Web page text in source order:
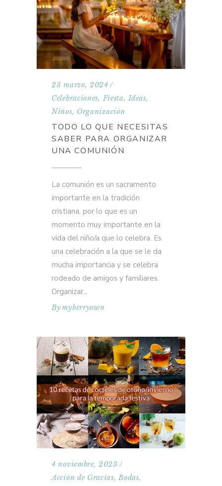
23 marzo, 2024
Celebraciones,Fiesta,Ideas,
Niños, Organización
TODO LO QUE NECESITAS
SABER PARA ORGANIZAR
UNA COMUNIÓN
La comunión es un sacramento
importante en la tradición
cristiana, por lo que es un
momento muy importante en la
vida del niño/a que lo celebra. Es
una celebración a la que se le da
mucha importancia y se celebra
rodeado de amigos y familiares.
Organizar
Bymyberryown
4 noviembre, 2023
Acción de Gracias,Bodas,